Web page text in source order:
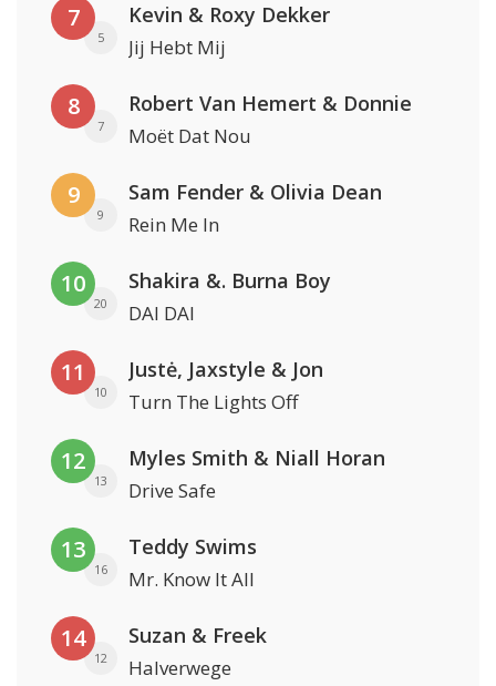
7
5
Kevin & Roxy Dekker
Jij Hebt Mij
8
7
Robert Van Hemert & Donnie
Moët Dat Nou
9
9
Sam Fender & Olivia Dean
Rein Me In
10
20
Shakira &. Burna Boy
DAI DAI
11
10
Justė, Jaxstyle & Jon
Turn The Lights Off
12
13
Myles Smith & Niall Horan
Drive Safe
13
16
Teddy Swims
Mr. Know It All
14
12
Suzan & Freek
Halverwege